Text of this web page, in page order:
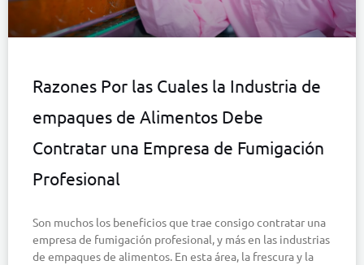
Razones Por las Cuales la Industria de
empaques de Alimentos Debe
Contratar una Empresa de Fumigación
Profesional
Son muchos los beneficios que trae consigo contratar una
empresa de fumigación profesional, y más en las industrias
de empaques de alimentos. En esta área, la frescura y la